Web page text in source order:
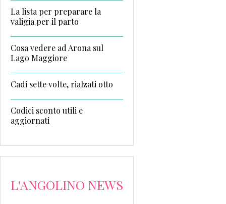
La lista per preparare la
valigia per il parto
Cosa vedere ad Arona sul
Lago Maggiore
Cadi sette volte, rialzati otto
Codici sconto utili e
aggiornati
L'ANGOLINO NEWS